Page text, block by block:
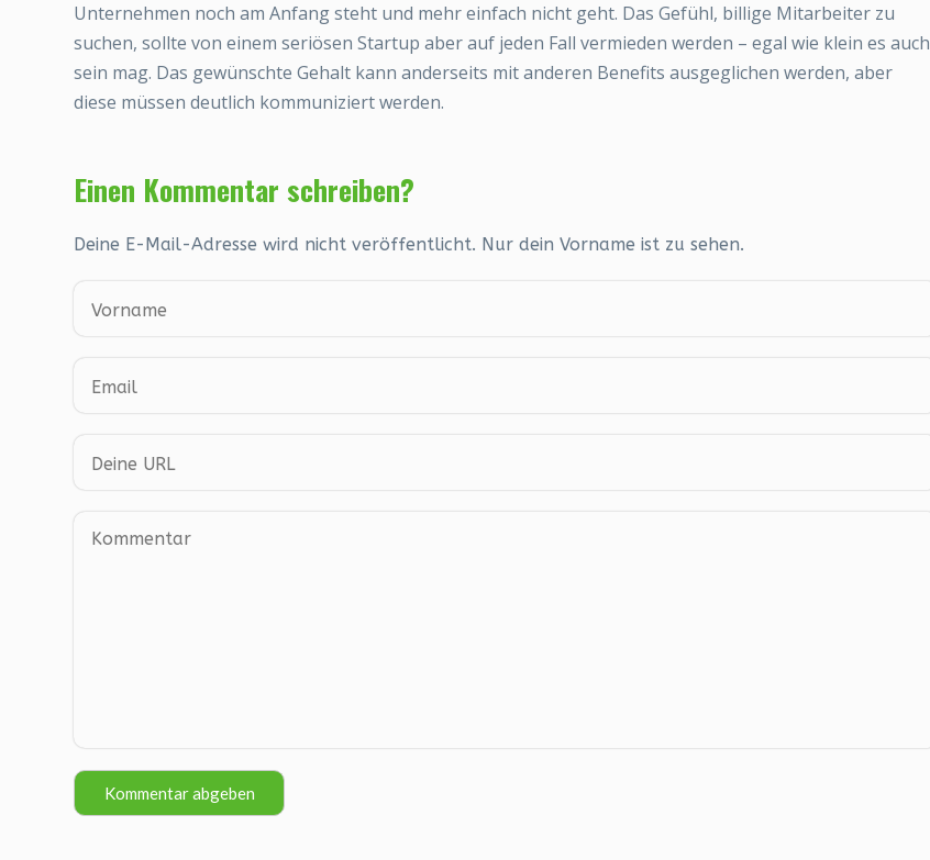
Unternehmen noch am Anfang steht und mehr einfach nicht geht. Das Gefühl, billige Mitarbeiter zu
suchen, sollte von einem seriösen Startup aber auf jeden Fall vermieden werden – egal wie klein es auch
sein mag. Das gewünschte Gehalt kann anderseits mit anderen Benefits ausgeglichen werden, aber
diese müssen deutlich kommuniziert werden.
Einen Kommentar schreiben?
Deine E-Mail-Adresse wird nicht veröffentlicht. Nur dein Vorname ist zu sehen.